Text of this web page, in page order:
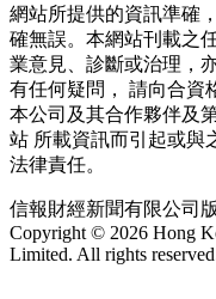
網站所提供的資訊準確
確無誤。本網站刊載之
業意見、診斷或治理，
有任何疑問， 請向合資
本公司及其合作夥伴及
站 所載資訊而引起或與
法律責任。
信報財經新聞有限公司
Copyright © 2026 Hong
Limited. All rights